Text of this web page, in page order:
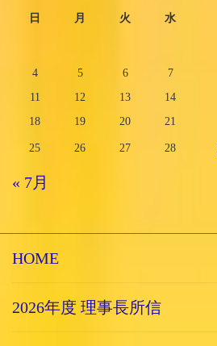
日 月 火 水
4 5 6 7
11
12 13 14
18
19 20 21
25 26 27 28
« 7月
HOME
2026年度 理事長所信